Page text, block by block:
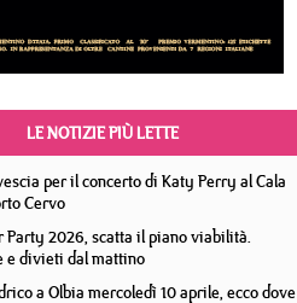
LE NOTIZIE PIÙ LETTE
per il concerto di Katy Perry al Cala
Cervo
Party 2026, scatta il piano viabilità.
e divieti dal mattino
a Olbia mercoledì 10 aprile, ecco dove